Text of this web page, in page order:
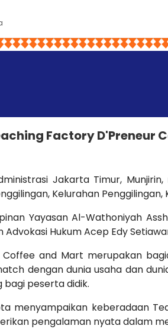
Factory D'Preneur
Jakarta Timur,
Kelurahan
Yayasan Al-Wathoniyah
Advokasi Hukum Acep Edy
and Mart merupakan
dengan dunia usaha dan
peserta didik.
menyampaikan keberadaan
pengalaman nyata dalam